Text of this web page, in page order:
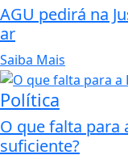
AGU pedirá na
ar
Saiba Mais
Política
O que falta para
suficiente?